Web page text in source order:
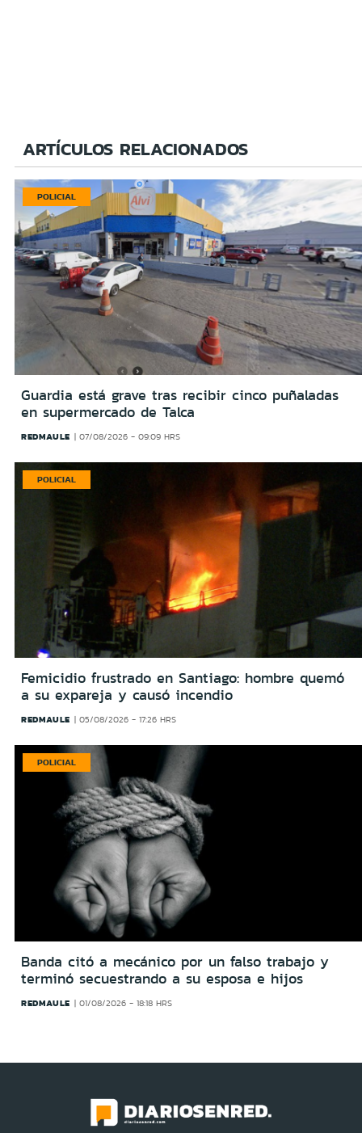
ARTÍCULOS RELACIONADOS
POLICIAL
Guardia está grave tras recibir cinco puñaladas
en supermercado de Talca
REDMAULE 07/08/2026 - 09:09 HRS
POLICIAL
Femicidio frustrado en Santiago: hombre quemó
a su expareja y causó incendio
REDMAULE 05/08/2026 - 17:26 HRS
POLICIAL
Banda citó a mecánico por un falso trabajo y
terminó secuestrando a su esposa e hijos
REDMAULE 01/08/2026 - 18:18 HRS